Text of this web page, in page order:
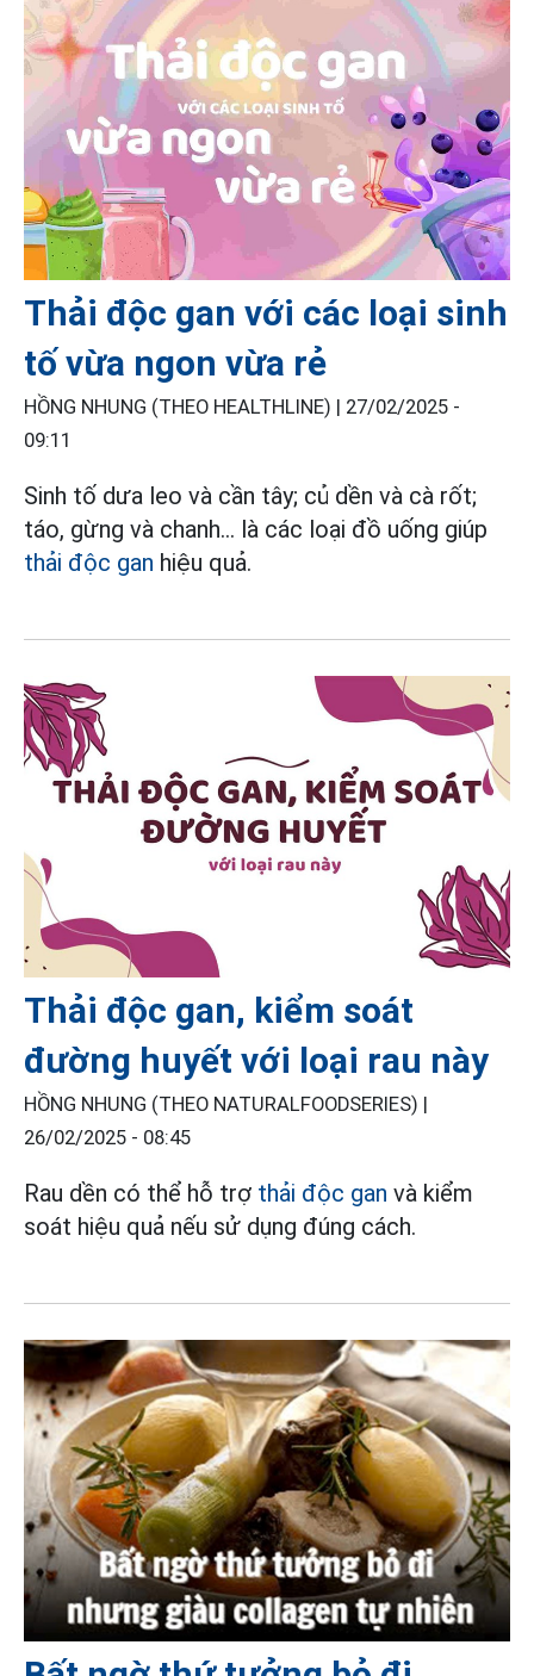
Thải độc gan với các loại sinh
tố vừa ngon vừa rẻ
HỒNG NHUNG (THEO HEALTHLINE) | 27/02/2025 -
09:11
Sinh tố dưa leo và cần tây; củ dền và cà rốt;
táo, gừng và chanh... là các loại đồ uống giúp
thải độc gan hiệu quả.
Thải độc gan, kiểm soát
đường huyết với loại rau này
HỒNG NHUNG (THEO NATURALFOODSERIES) |
26/02/2025 - 08:45
Rau dền có thể hỗ trợ thải độc gan và kiểm
soát hiệu quả nếu sử dụng đúng cách.